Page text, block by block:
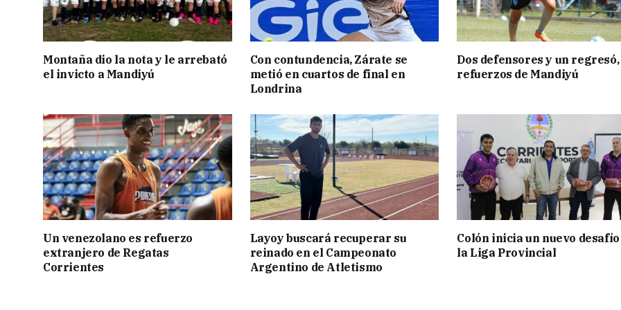
Montaña dio la nota y le arrebató
el invicto a Mandiyú
Con contundencia, Zárate se
metió en cuartos de final en
Londrina
Dos defensores y un regresó,
refuerzos de Mandiyú
Un venezolano es refuerzo
extranjero de Regatas
Corrientes
Layoy buscará recuperar su
reinado en el Campeonato
Argentino de Atletismo
Colón inicia un nuevo
la Liga Provincial